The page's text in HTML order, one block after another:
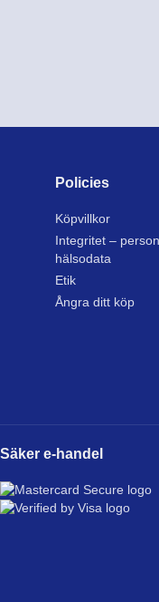
Policies
Köpvillkor
Integritet –
hälsodata
Etik
Ångra ditt köp
Säker e-handel